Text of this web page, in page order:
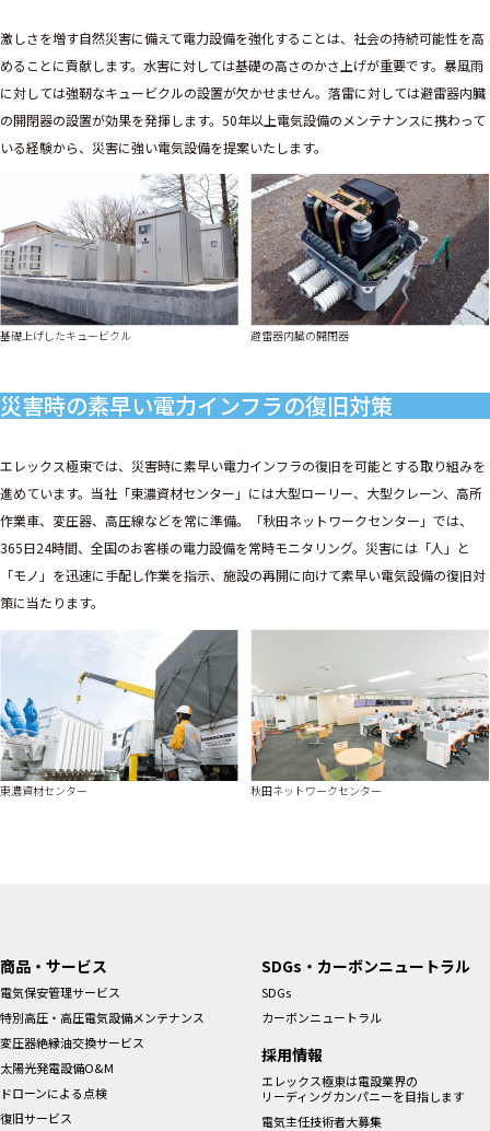
激しさを増す自然災害に備えて電力設備を強化することは、社会の持続可能性を高
めることに貢献します。水害に対しては基礎の高さのかさ上げが重要です。暴風雨
に対しては強靭なキュービクルの設置が欠かせません。落雷に対しては避雷器内臓
の開閉器の設置が効果を発揮します。50年以上電気設備のメンテナンスに携わって
いる経験から、災害に強い電気設備を提案いたします。
基礎上げしたキュービクル 避雷器内臓の開閉器
災害時の素早い電力インフラの復旧対策
エレックス極東では、災害時に素早い電力インフラの復旧を可能とする取り組みを
進めています。当社「東濃資材センター」には大型ローリー、大型クレーン、高所
作業車、変圧器、高圧線などを常に準備。「秋田ネットワークセンター」では、
365日24時間、全国のお客様の電力設備を常時モニタリング。災害には「人」と
「モノ」を迅速に手配し作業を指示、施設の再開に向けて素早い電気設備の復旧対
策に当たります。
東濃資材センター 秋田ネットワークセンター
商品・サービス
電気保安管理サービス
特別高圧・高圧電気設備メンテナンス
変圧器絶縁油交換サービス
太陽光発電設備O&M
ドローンによる点検
復旧サービス
SDGs・カーボンニュートラル
SDGs
カーボンニュートラル
採用情報
エレックス極東は電設業界の
リーディングカンパニーを目指します
電気主任技術者大募集